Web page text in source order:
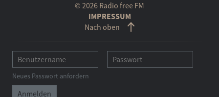
© 2026 Radio free FM
IMPRESSUM
Nach oben
Neues Passwort anfordern